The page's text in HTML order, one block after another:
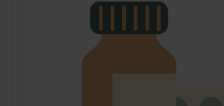
Lista: . Innehåller 1 objekt.